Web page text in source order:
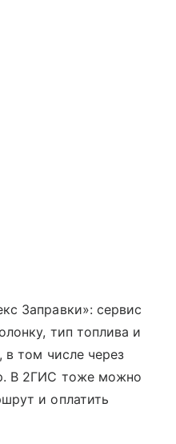
Заправки»: сервис
тип топлива и
в том числе через
В 2ГИС тоже можно
и оплатить